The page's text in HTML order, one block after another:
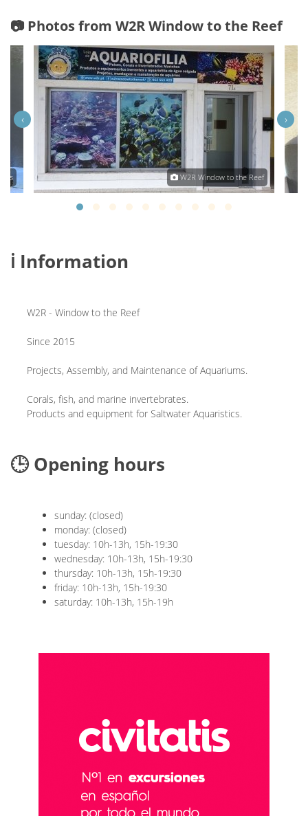
📷 Photos from W2R Window to the Reef
W2R Window to the Reef
‹ ›
ℹ️ Information
W2R - Window to the Reef
Since 2015
Projects, Assembly, and Maintenance of Aquariums.
Corals, fish, and marine invertebrates.
Products and equipment for Saltwater Aquaristics.
🕒 Opening hours
sunday: (closed)
monday: (closed)
tuesday: 10h-13h, 15h-19:30
wednesday: 10h-13h, 15h-19:30
thursday: 10h-13h, 15h-19:30
friday: 10h-13h, 15h-19:30
saturday: 10h-13h, 15h-19h